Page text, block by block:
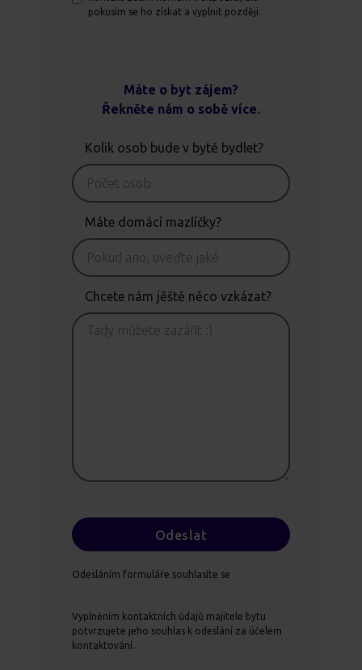
pokusím se ho získat a vyplnit později.
Máte o byt zájem?
Řekněte nám o sobě více.
Kolik osob bude v bytě bydlet?
Máte domácí mazlíčky?
Chcete nám jěště něco vzkázat?
Odesláním formuláře souhlasíte se
Vyplněním kontaktních údajů majitele bytu
potvrzujete jeho souhlas k odeslání za účelem
kontaktování.